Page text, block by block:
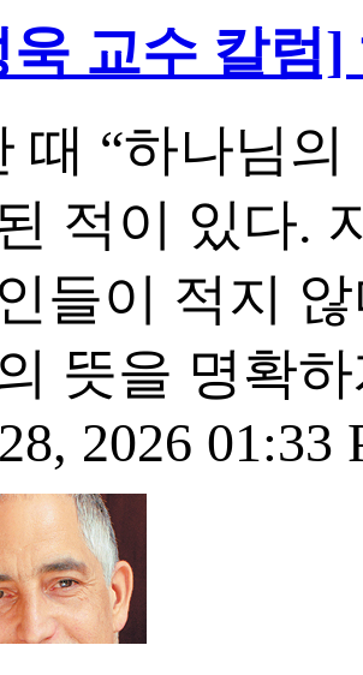
교수 칼럼
때 “하나님
적이 있다.
들이 적지
뜻을 명확
2026 01:33